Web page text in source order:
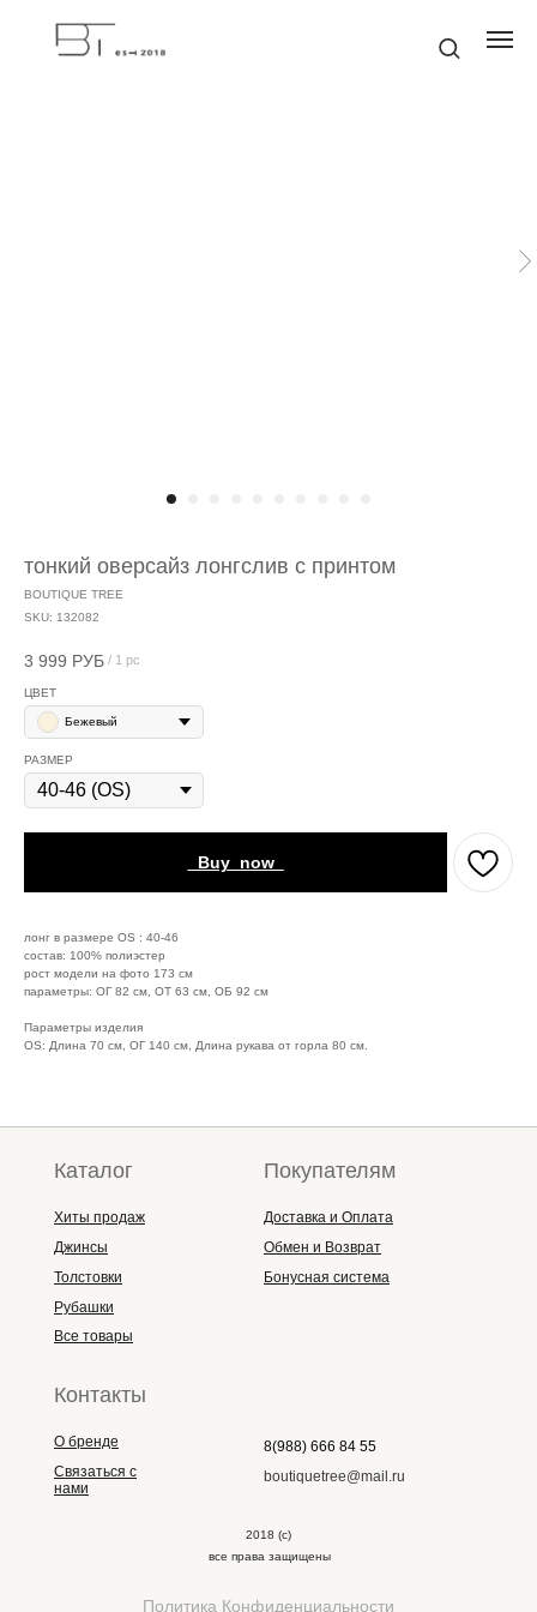
тонкий оверсайз лонгслив с принтом
BOUTIQUE TREE
SKU: 132082
3 999 РУБ / 1 pc
ЦВЕТ
Бежевый
РАЗМЕР
_Buy_now_
лонг в размере OS : 40-46
состав: 100% полиэстер
рост модели на фото 173 см
параметры: ОГ 82 см, ОТ 63 см, ОБ 92 см
Параметры изделия
OS: Длина 70 см, ОГ 140 см, Длина рукава от горла 80 см.
8(988) 666 84 55
boutiquetree@mail.ru
2018 (с)
все права защищены
Политика Конфиденциальности
Каталог
Хиты продаж
Джинсы
Толстовки
Рубашки
Все товары
Доставка и Оплата
Обмен и Возврат
Бонусная система
О бренде
Связаться с
нами
Покупателям
Контакты